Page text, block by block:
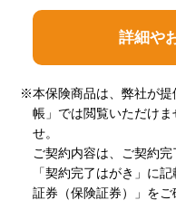
詳細や
※本保険商品は、弊社が提
帳」では閲覧いただけ
せ。
ご契約内容は、ご契約
「契約完了はがき」に
証券（保険証券）」をご